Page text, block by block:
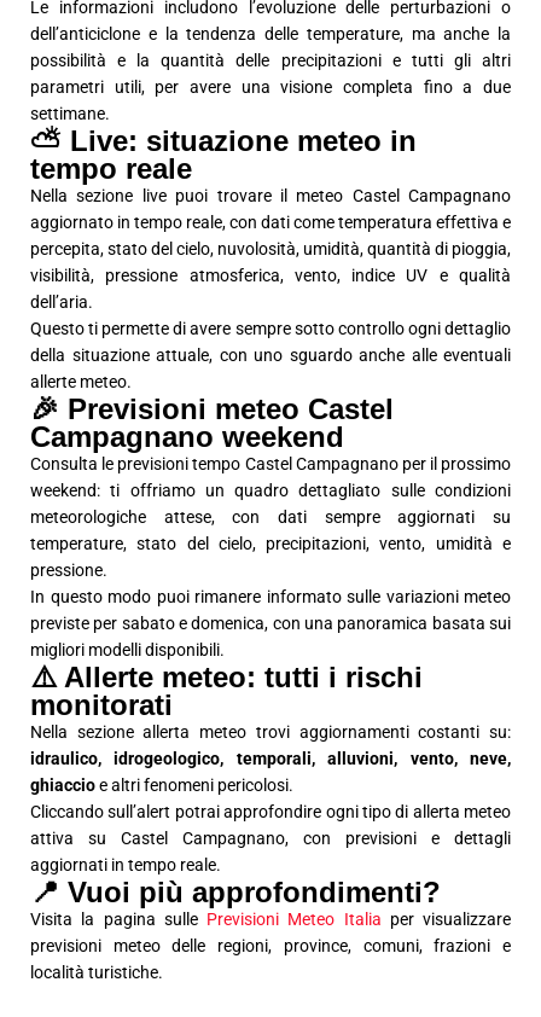
Le informazioni includono l’evoluzione delle perturbazioni o
dell’anticiclone e la tendenza delle temperature, ma anche la
possibilità e la quantità delle precipitazioni e tutti gli altri
parametri utili, per avere una visione completa fino a due
settimane.
⛅ Live: situazione meteo in
tempo reale
Nella sezione live puoi trovare il meteo Castel Campagnano
aggiornato in tempo reale, con dati come temperatura effettiva e
percepita, stato del cielo, nuvolosità, umidità, quantità di pioggia,
visibilità, pressione atmosferica, vento, indice UV e qualità
dell’aria.
Questo ti permette di avere sempre sotto controllo ogni dettaglio
della situazione attuale, con uno sguardo anche alle eventuali
allerte meteo.
🎉 Previsioni meteo Castel
Campagnano weekend
Consulta le previsioni tempo Castel Campagnano per il prossimo
weekend: ti offriamo un quadro dettagliato sulle condizioni
meteorologiche attese, con dati sempre aggiornati su
temperature, stato del cielo, precipitazioni, vento, umidità e
pressione.
In questo modo puoi rimanere informato sulle variazioni meteo
previste per sabato e domenica, con una panoramica basata sui
migliori modelli disponibili.
⚠️ Allerte meteo: tutti i rischi
monitorati
Nella sezione allerta meteo trovi aggiornamenti costanti su:
idraulico, idrogeologico, temporali, alluvioni, vento, neve,
ghiaccioe altri fenomeni pericolosi.
Cliccando sull’alert potrai approfondire ogni tipo di allerta meteo
attiva su Castel Campagnano, con previsioni e dettagli
aggiornati in tempo reale.
📍 Vuoi più approfondimenti?
Visita la pagina sulle Previsioni Meteo Italia per visualizzare
previsioni meteo delle regioni, province, comuni, frazioni e
località turistiche.